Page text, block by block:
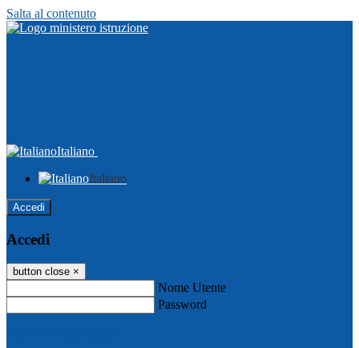
Salta al contenuto
Italiano
Italiano
Accedi
Accedi
button close ×
Nome Utente
Password